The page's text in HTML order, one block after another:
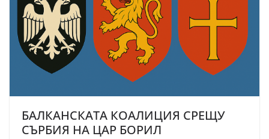
БАЛКАНСКАТА КОАЛИЦИЯ СРЕЩУ
СЪРБИЯ НА ЦАР БОРИЛ